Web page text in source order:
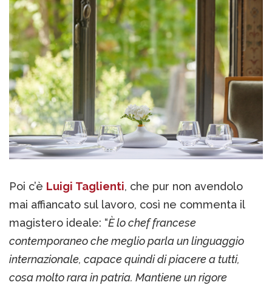
Poi c’è Luigi Taglienti, che pur non avendolo
mai affiancato sul lavoro, così ne commenta il
magistero ideale: “È lo chef francese
contemporaneo che meglio parla un linguaggio
internazionale, capace quindi di piacere a tutti,
cosa molto rara in patria. Mantiene un rigore